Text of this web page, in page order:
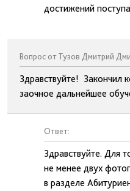
достижений
Вопрос от Тузов Дмитрий
Здравствуйте! Закончил
заочное дальнейшее
Ответ:
Здравствуйте. Для
не менее двух
в разделе